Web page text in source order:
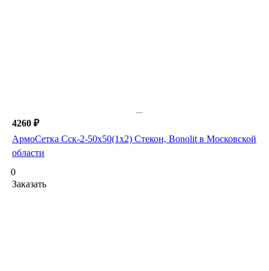
4260 ₽
АрмоСетка Сск-2-50х50(1х2) Стекон, Bonolit в Московской
области
0
Заказать